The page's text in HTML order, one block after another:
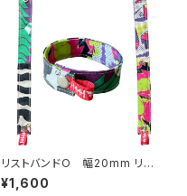
リストバンドO 幅20mm リバ
ーシブル
¥1,600